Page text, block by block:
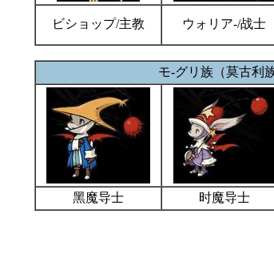
ビショップ/主教 ウォリア-/战士
モ-グリ族（莫古利族
黑魔导士 时魔导士